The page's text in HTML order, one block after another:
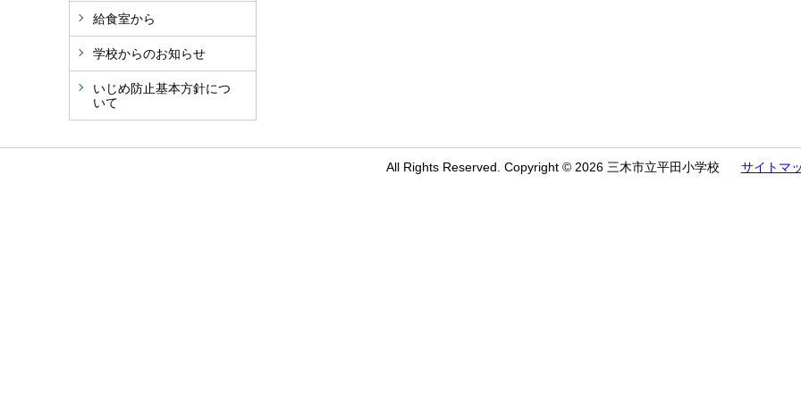
給食室から
学校からのお知らせ
いじめ防止基本方針につ
いて
All Rights Reserved. Copyright © 2026 三木市立平田小学校 サイトマ